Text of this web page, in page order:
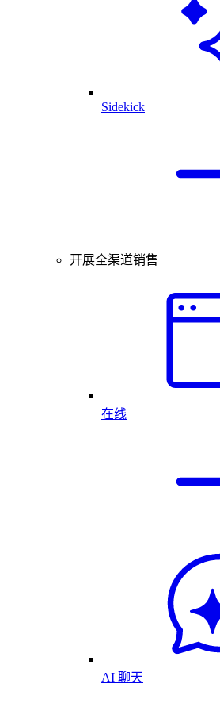
Sidekick
开展全渠道销售
在线
AI 聊天